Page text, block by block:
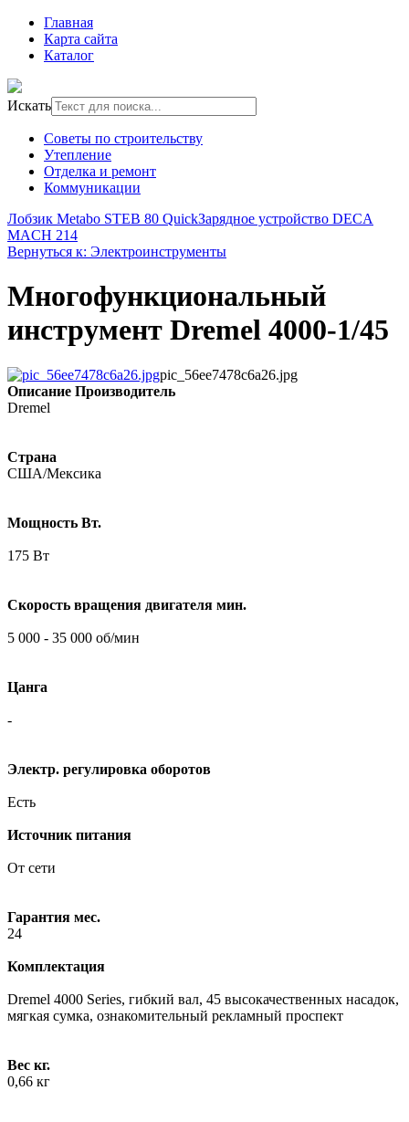
Главная
Карта сайта
Каталог
Искать
Советы по строительству
Утепление
Отделка и ремонт
Коммуникации
Лобзик Metabo STEB 80 QuickЗарядное устройство DECA
MACH 214
Вернуться к: Электроинструменты
Многофункциональный
инструмент Dremel 4000-1/45
pic_56ee7478c6a26.jpg
Описание Производитель
Dremel
Страна
США/Мексика
Мощность Вт.
175 Вт
Скорость вращения двигателя мин.
5 000 - 35 000 об/мин
Цанга
-
Электр. регулировка оборотов
Есть
Источник питания
От сети
Гарантия мес.
24
Комплектация
Dremel 4000 Series, гибкий вал, 45 высокачественных насадок,
мягкая сумка, ознакомительный рекламный проспект
Вес кг.
0,66 кг